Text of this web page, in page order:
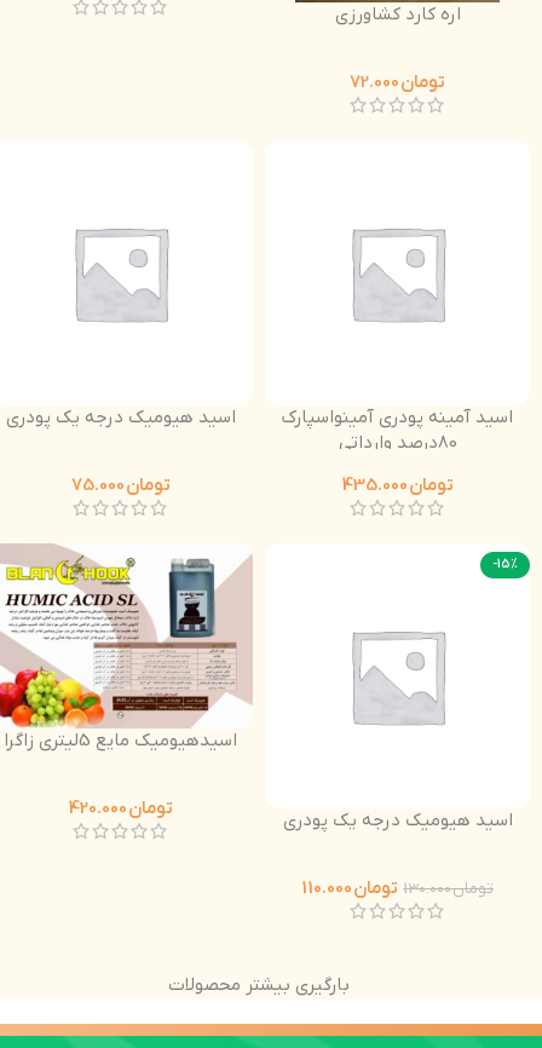
اره کارد کشاورزی
تومان
اسید آمینه پودری آمینواسپارک
80درصد وارداتی
تومان
اسید هیومیک درجه یک پودری
تومان
-15%
اسید هیومیک درجه یک پودری
تومان130.000 تومان
اسیدهیومیک مایع 5لیتری زاگرا
تومان
بارگیری بیشتر محصولات